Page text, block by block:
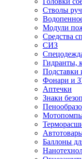
Стволы
Модули
Средства
СИЗ
Гидранты,
Подставки
Фонари и
Аптечки
Знаки
Баллоны